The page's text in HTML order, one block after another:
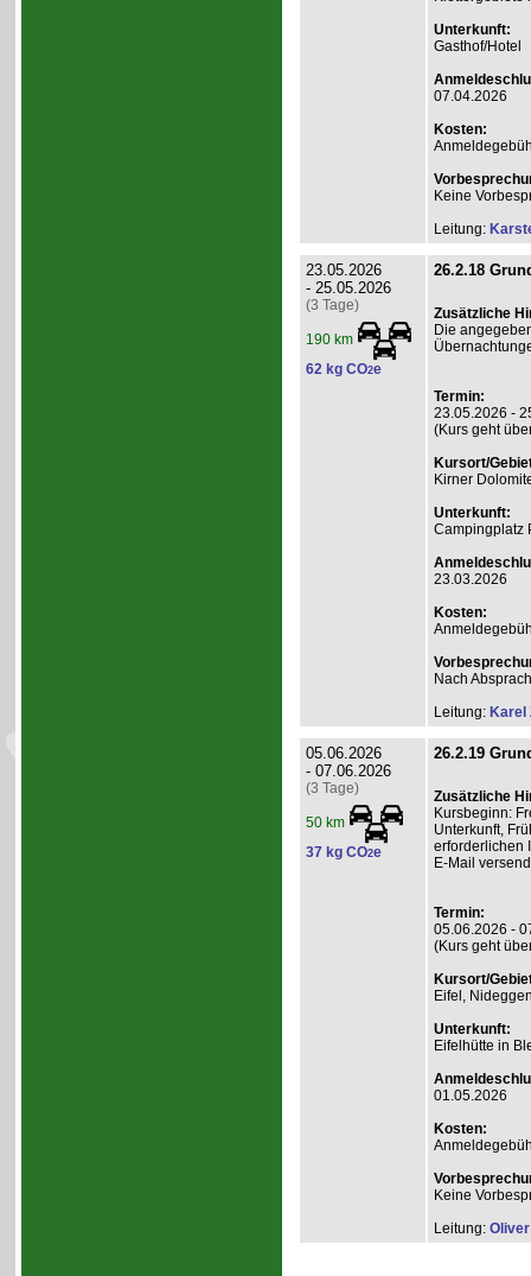
Unterkunft:
Gasthof/Hotel
07.04.2026
Kosten:
Keine
Leitung:
23.05.2026
- 25.05.2026
(3 Tage)
190 km
62 kg CO2e
26.2.18
Zusätzliche
Die
Termin:
23.05.2026 -
(Kurs geht
Kursort/
Kirner
Unterkunft:
Campingplatz
23.03.2026
Kosten:
Nach
Leitung: Karel
05.06.2026
- 07.06.2026
(3 Tage)
50 km
37 kg CO2e
26.2.19
Zusätzliche
Kursbeginn:
Unterkunft,
erforderlichen
E-Mail
Termin:
05.06.2026 -
(Kurs geht
Kursort/
Eifel,
Unterkunft:
Eifelhütte in
01.05.2026
Kosten:
Keine
Leitung: